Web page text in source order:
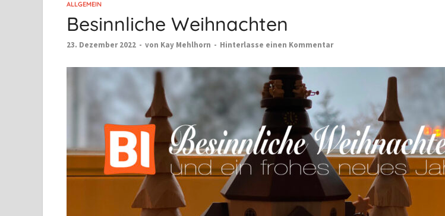
ALLGEMEIN
Besinnliche Weihnachten
23. Dezember 2022 - von Kay Mehlhorn - Hinterlasse einen Kommentar